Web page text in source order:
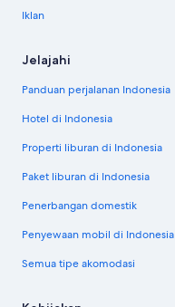
Iklan
Jelajahi
Panduan perjalanan Indonesia
Hotel di Indonesia
Properti liburan di Indonesia
Paket liburan di Indonesia
Penerbangan domestik
Penyewaan mobil di Indonesia
Semua tipe akomodasi